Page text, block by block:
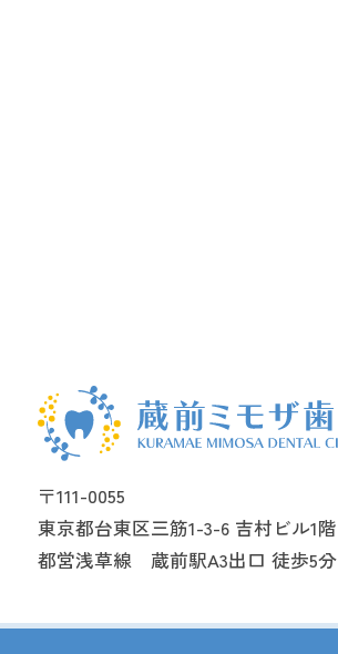
〒111-0055
東京都台東区三筋1-3-6 吉村ビル1階
都営浅草線 蔵前駅A3出口 徒歩5分